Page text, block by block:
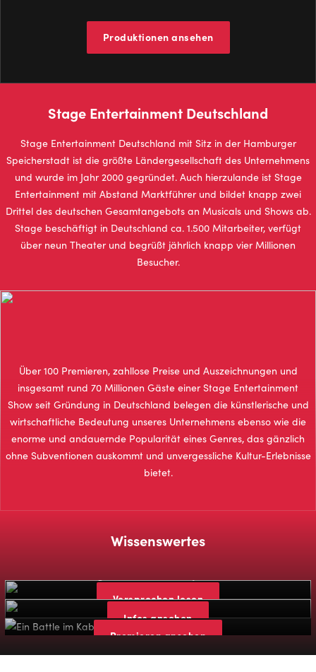
Produktionen ansehen
Stage Entertainment Deutschland
Stage Entertainment Deutschland mit Sitz in der Hamburger
Speicherstadt ist die größte Ländergesellschaft des Unternehmens
und wurde im Jahr 2000 gegründet. Auch hierzulande ist Stage
Entertainment mit Abstand Marktführer und bildet knapp zwei
Drittel des deutschen Gesamtangebots an Musicals und Shows ab.
Stage beschäftigt in Deutschland ca. 1.500 Mitarbeiter, verfügt
über neun Theater und begrüßt jährlich knapp vier Millionen
Besucher.
Über 100 Premieren, zahllose Preise und Auszeichnungen und
insgesamt rund 70 Millionen Gäste einer Stage Entertainment
Show seit Gründung in Deutschland belegen die künstlerische und
wirtschaftliche Bedeutung unseres Unternehmens ebenso wie die
enorme und andauernde Popularität eines Genres, das gänzlich
ohne Subventionen auskommt und unvergessliche Kultur-Erlebnisse
bietet.
Wissenswertes
Versprechen lesen
Zahlen, Daten & Fakten
Infos ansehen
Premieren ansehen